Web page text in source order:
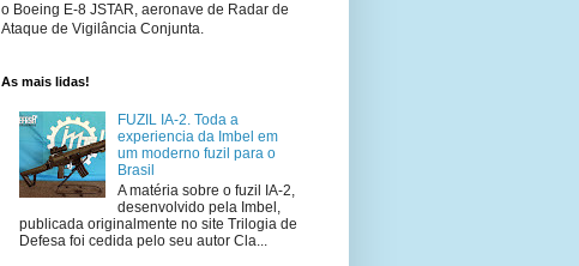
o Boeing E-8 JSTAR, aeronave de Radar de
Ataque de Vigilância Conjunta.
As mais lidas!
FUZIL IA-2. Toda a
experiencia da Imbel em
um moderno fuzil para o
Brasil
A matéria sobre o fuzil IA-2,
desenvolvido pela Imbel,
publicada originalmente no site Trilogia de
Defesa foi cedida pelo seu autor Cla...